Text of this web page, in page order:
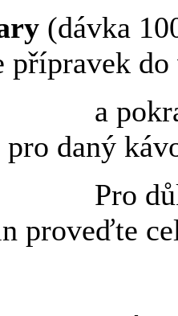
(dávka
přípravek do
pro daný
proveďte